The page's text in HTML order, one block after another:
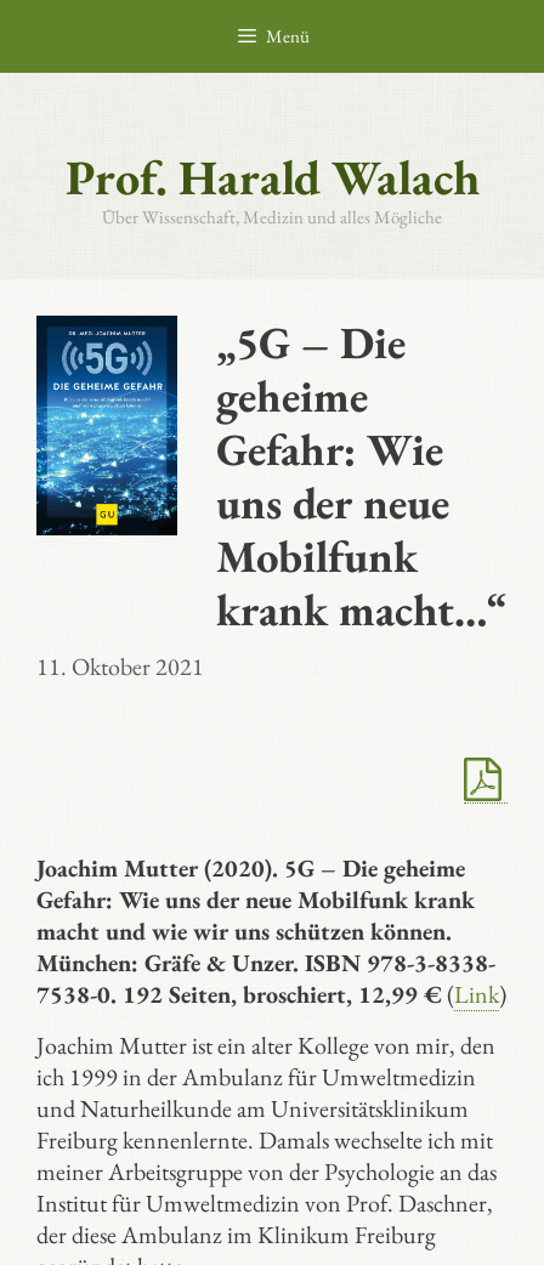
springen
Menü
Prof. Harald Walach
Über Wissenschaft, Medizin und alles Mögliche
„5G – Die
geheime
Gefahr: Wie
uns der neue
Mobilfunk
krank macht…“
11. Oktober 2021
Joachim Mutter (2020). 5G – Die geheime
Gefahr: Wie uns der neue Mobilfunk krank
macht und wie wir uns schützen können.
München: Gräfe & Unzer. ISBN 978-3-8338-
7538-0. 192 Seiten, broschiert, 12,99 €(Link)
Joachim Mutter ist ein alter Kollege von mir, den
ich 1999 in der Ambulanz für Umweltmedizin
und Naturheilkunde am Universitätsklinikum
Freiburg kennenlernte. Damals wechselte ich mit
meiner Arbeitsgruppe von der Psychologie an das
Institut für Umweltmedizin von Prof. Daschner,
der diese Ambulanz im Klinikum Freiburg